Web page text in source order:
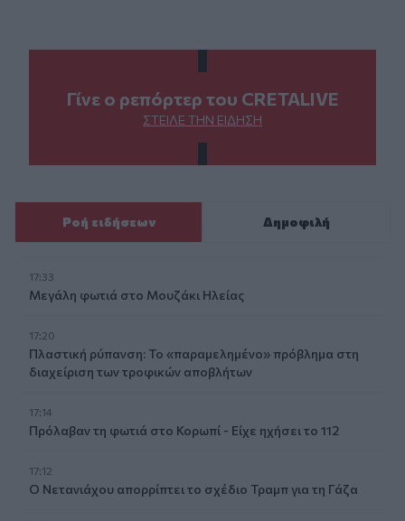
Γίνε ο ρεπόρτερ του CRETALIVE
ΣΤΕΊΛΕ ΤΗΝ ΕΊΔΗΣΗ
Ροή ειδήσεων Δημοφιλή
17:33
Μεγάλη φωτιά στο Μουζάκι Ηλείας
17:20
Πλαστική ρύπανση: Το «παραμελημένο» πρόβλημα στη
διαχείριση των τροφικών αποβλήτων
17:14
Πρόλαβαν τη φωτιά στο Κορωπί - Είχε ηχήσει το 112
17:12
Ο Νετανιάχου απορρίπτει το σχέδιο Τραμπ για τη Γάζα